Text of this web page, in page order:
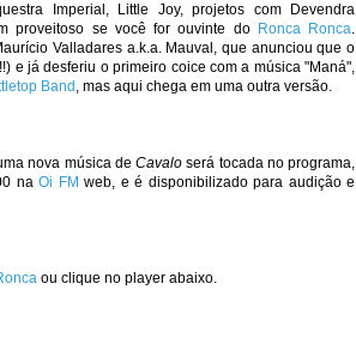
Imperial, Little Joy, projetos com Devendra
proveitoso se você for ouvinte do Ronca Ronca.
Valladares a.k.a. Mauval, que anunciou que o
e já desferiu o primeiro coice com a música "Maná",
Band , mas aqui chega em uma outra versão.
nova música deCavalo será tocada no programa,
na Oi FM web, e é disponibilizado para audição e
ou clique no player abaixo.